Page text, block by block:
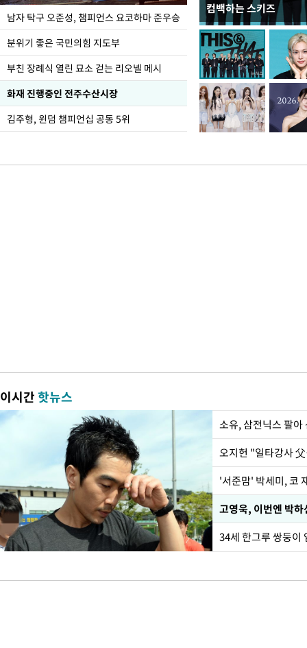
남자 탁구 오준성, 챔피언스 요코하마 준우승
분위기 좋은 국민의힘 지도부
부친 장례식 열린 묘소 걷는 리오넬 메시
화재 진행중인 전주수산시장
김주형, 윈덤 챔피언십 공동 5위
컴백하는 스키즈
한-미, UFS연합연습
이시간핫뉴스
'서준맘' 박세미, 코
34세 한그루 쌍둥